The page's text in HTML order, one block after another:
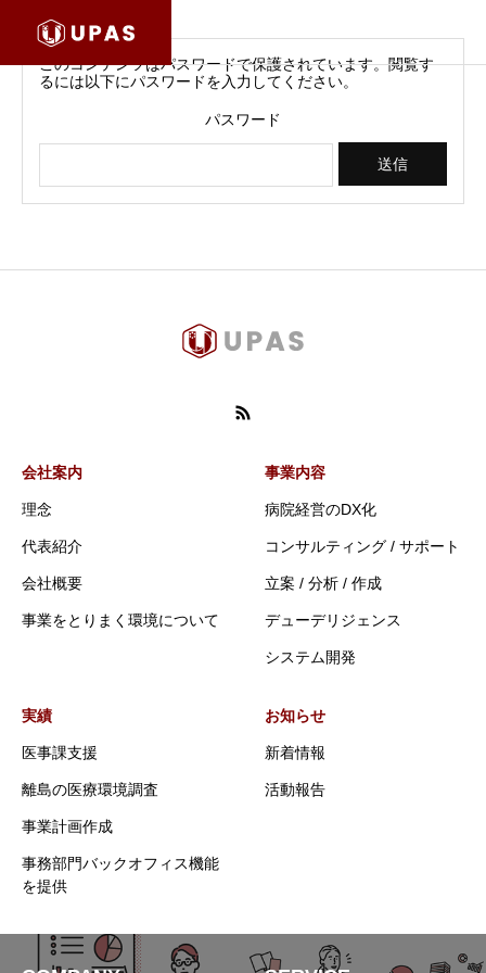
このコンテンツはパスワードで保護されています。閲覧す
るには以下にパスワードを入力してください。
パスワード
会社案内
理念
代表紹介
会社概要
事業をとりまく環境について
事業内容
病院経営のDX化
コンサルティング / サポート
立案 / 分析 / 作成
デューデリジェンス
システム開発
実績
医事課支援
離島の医療環境調査
事業計画作成
事務部門バックオフィス機能
を提供
お知らせ
新着情報
活動報告